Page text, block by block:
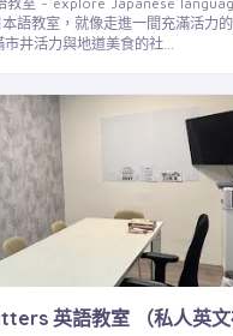
語教室，就像走進一間充滿活力
井活力與地道美食的社…
英語教室 （私人英文